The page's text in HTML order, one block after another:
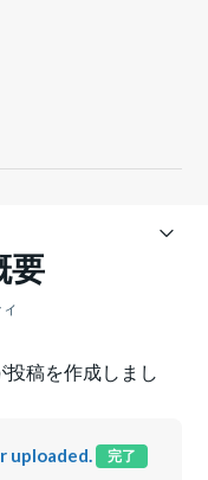
要
投稿を作成しまし
uploaded. 完了